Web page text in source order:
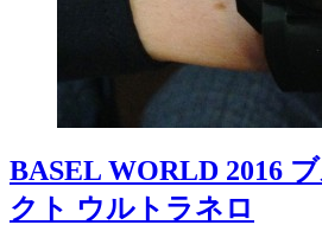
BASEL WORLD 2016
クト ウルトラネロ